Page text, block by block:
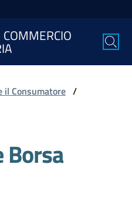
il Consumatore /
Borsa